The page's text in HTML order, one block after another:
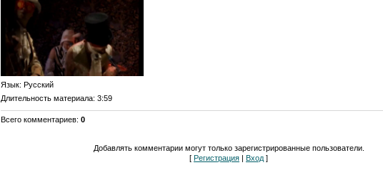
Язык: Русский
Длительность материала: 3:59
Всего комментариев: 0
Добавлять комментарии могут только зарегистрированные пользователи.
[ Регистрация | Вход ]